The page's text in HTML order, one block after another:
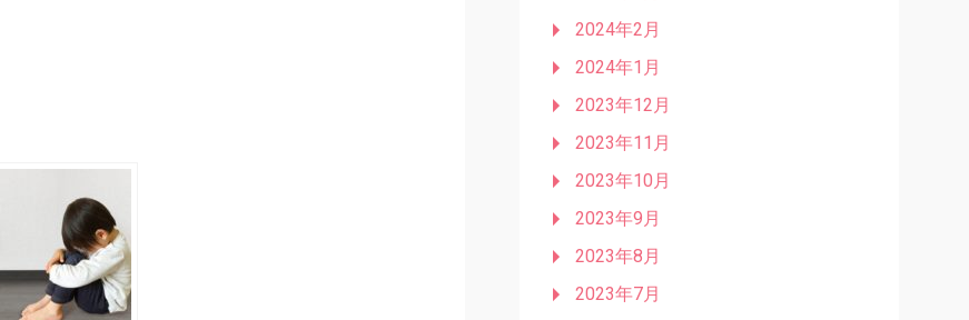
2024年2月
2024年1月
2023年12月
2023年11月
2023年10月
2023年9月
2023年8月
2023年7月